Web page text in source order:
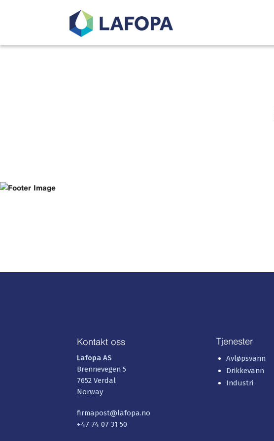
Lafopa.no
Kontakt oss
Lafopa AS
Brennevegen 5
7652 Verdal
Norway
firmapost@lafopa.no
+47 74 07 31 50
Tjenester
Avløpsvann
Drikkevann
Industri